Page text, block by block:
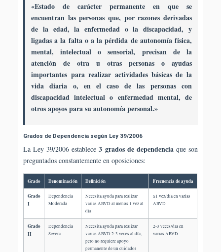
«Estado de carácter permanente en que se
encuentran las personas que, por razones derivadas
de la edad, la enfermedad o la discapacidad, y
ligadas a la falta o a la pérdida de autonomía física,
mental, intelectual o sensorial, precisan de la
atención de otra u otras personas o ayudas
importantes para realizar actividades básicas de la
vida diaria o, en el caso de las personas con
discapacidad intelectual o enfermedad mental, de
otros apoyos para su autonomía personal.»
Grados de Dependencia según Ley 39/2006
La Ley 39/2006 establece3 grados de dependencia que son
preguntados constantemente en oposiciones:
Grado Denominación Definición Frecuencia de ayuda
Grado
I
Dependencia
Moderada
Necesita ayuda para realizar
varias ABVD al menos 1 vez al
día
≥1 vez/día en varias
ABVD
Grado
II
Dependencia
Severa
Necesita ayuda para realizar
varias ABVD 2-3 veces al día,
pero no requiere apoyo
permanente de un cuidador
2-3 veces/día en
varias ABVD